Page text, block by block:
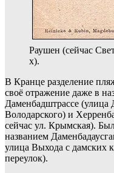
Раушен (сейчас
х).
В Кранце разделение
своё отражение даже в
Даменбадштрассе (улица
Володарского) и
сейчас ул. Крымская).
названием
улица Выхода с дамских
переулок).